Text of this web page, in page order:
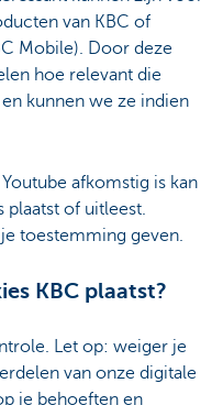
van KBC of
Mobile). Door deze
hoe relevant die
kunnen we ze indien
afkomstig is kan
plaatst of uitleest.
toestemming geven.
KBC plaatst?
Let op: weiger je
van onze digitale
je behoeften en